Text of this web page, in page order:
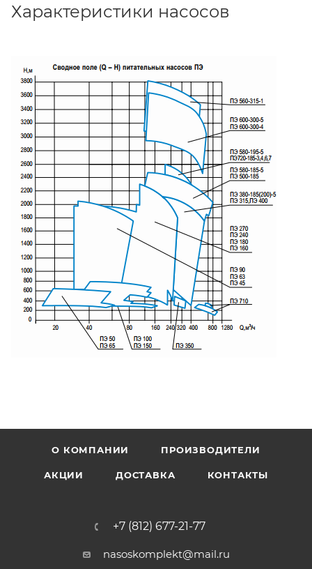
Характеристики насосов
О КОМПАНИИ ПРОИЗВОДИТЕЛИ
АКЦИИ ДОСТАВКА КОНТАКТЫ
+7 (812) 677-21-77
nasoskomplekt@mail.ru